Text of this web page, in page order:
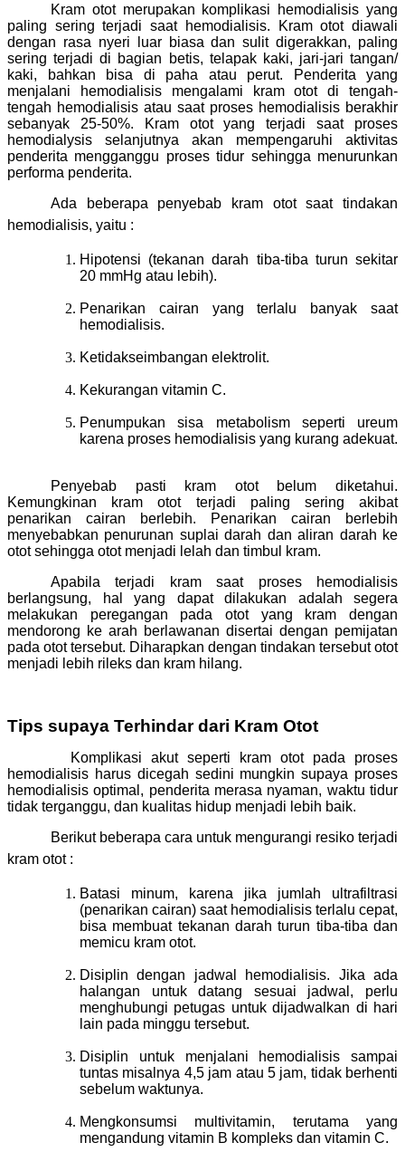
Kram otot merupakan komplikasi hemodialisis yang
paling sering terjadi saat hemodialisis. Kram otot diawali
dengan rasa nyeri luar biasa dan sulit digerakkan, paling
sering terjadi di bagian betis, telapak kaki, jari-jari tangan/
kaki, bahkan bisa di paha atau perut. Penderita yang
menjalani hemodialisis mengalami kram otot di tengah-
tengah hemodialisis atau saat proses hemodialisis berakhir
sebanyak 25-50%. Kram otot yang terjadi saat proses
hemodialysis selanjutnya akan mempengaruhi aktivitas
penderita mengganggu proses tidur sehingga menurunkan
performa penderita.
Ada beberapa penyebab kram otot saat tindakan
hemodialisis, yaitu :
Hipotensi (tekanan darah tiba-tiba turun sekitar
20 mmHg atau lebih).
Penarikan cairan yang terlalu banyak saat
hemodialisis.
Ketidakseimbangan elektrolit.
Kekurangan vitamin C.
Penumpukan sisa metabolism seperti ureum
karena proses hemodialisis yang kurang adekuat.
Penyebab pasti kram otot belum diketahui.
Kemungkinan kram otot terjadi paling sering akibat
penarikan cairan berlebih. Penarikan cairan berlebih
menyebabkan penurunan suplai darah dan aliran darah ke
otot sehingga otot menjadi lelah dan timbul kram.
Apabila terjadi kram saat proses hemodialisis
berlangsung, hal yang dapat dilakukan adalah segera
melakukan peregangan pada otot yang kram dengan
mendorong ke arah berlawanan disertai dengan pemijatan
pada otot tersebut. Diharapkan dengan tindakan tersebut otot
menjadi lebih rileks dan kram hilang.
Tips supaya Terhindar dari Kram Otot
Komplikasi akut seperti kram otot pada proses
hemodialisis harus dicegah sedini mungkin supaya proses
hemodialisis optimal, penderita merasa nyaman, waktu tidur
tidak terganggu, dan kualitas hidup menjadi lebih baik.
Berikut beberapa cara untuk mengurangi resiko terjadi
kram otot :
Batasi minum, karena jika jumlah ultrafiltrasi
(penarikan cairan) saat hemodialisis terlalu cepat,
bisa membuat tekanan darah turun tiba-tiba dan
memicu kram otot.
Disiplin dengan jadwal hemodialisis. Jika ada
halangan untuk datang sesuai jadwal, perlu
menghubungi petugas untuk dijadwalkan di hari
lain pada minggu tersebut.
Disiplin untuk menjalani hemodialisis sampai
tuntas misalnya 4,5 jam atau 5 jam, tidak berhenti
sebelum waktunya.
Mengkonsumsi multivitamin, terutama yang
mengandung vitamin B kompleks dan vitamin C.